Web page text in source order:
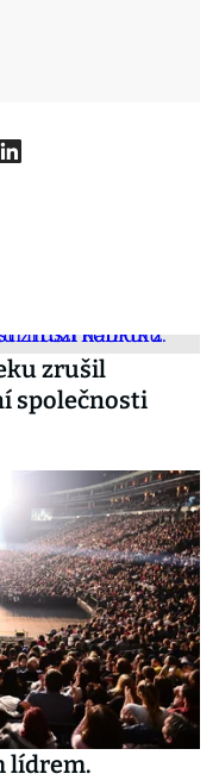
zrušil
společnosti
lídrem.